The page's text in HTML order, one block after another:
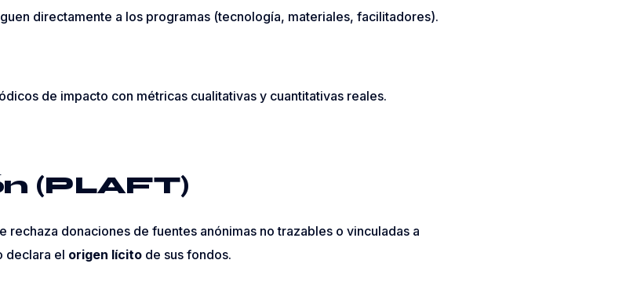
directamente a los programas (tecnología, materiales, facilitadores).
de impacto con métricas cualitativas y cuantitativas reales.
(PLAFT)
donaciones de fuentes anónimas no trazables o vinculadas a
declara el origen lícito de sus fondos.